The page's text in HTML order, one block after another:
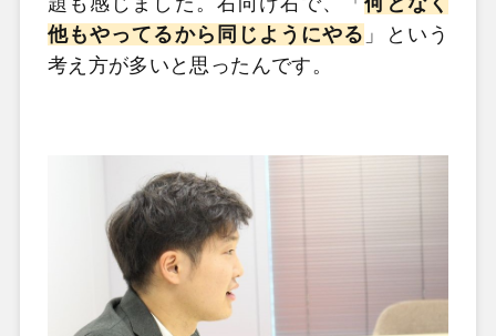
他もやってるから同じようにやる 」という
考え方が多いと思ったんです。